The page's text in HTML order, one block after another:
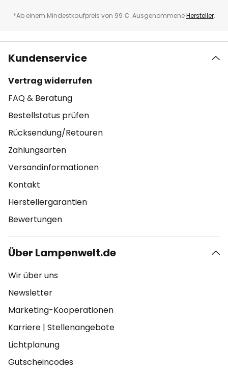
*Ab einem Mindestkaufpreis von 99 €. AusgenommeneHersteller.
Kundenservice
Vertrag widerrufen
FAQ & Beratung
Bestellstatus prüfen
Rücksendung/Retouren
Zahlungsarten
Versandinformationen
Kontakt
Herstellergarantien
Bewertungen
Über Lampenwelt.de
Wir über uns
Newsletter
Marketing-Kooperationen
Karriere | Stellenangebote
Lichtplanung
Gutscheincodes